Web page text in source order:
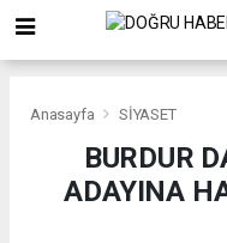
Anasayfa SİYASET
BURDUR
ADAYINA